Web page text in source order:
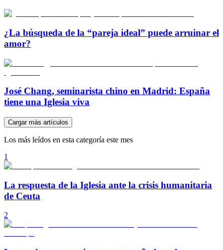
¿La búsqueda de la “pareja ideal” puede arruinar el
amor?
José Chang, seminarista chino en Madrid: España
tiene una Iglesia viva
Cargar más artículos
Los más leídos en esta categoría este mes
1
La respuesta de la Iglesia ante la crisis humanitaria
de Ceuta
2